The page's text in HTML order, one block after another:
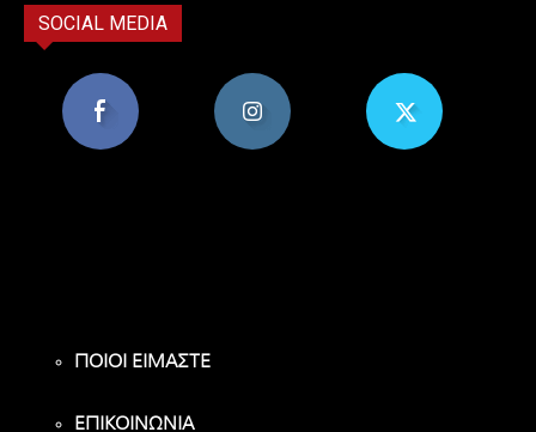
SOCIAL MEDIA
ΠΟΙΟΙ ΕΙΜΑΣΤΕ
ΕΠΙΚΟΙΝΩΝΙΑ